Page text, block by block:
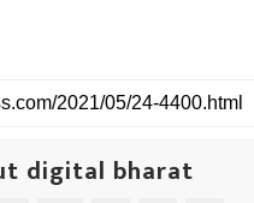
digital bharat